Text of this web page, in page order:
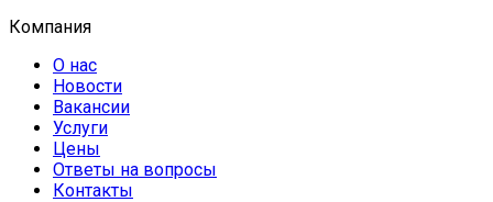
Компания
О нас
Новости
Вакансии
Услуги
Цены
Ответы на вопросы
Контакты